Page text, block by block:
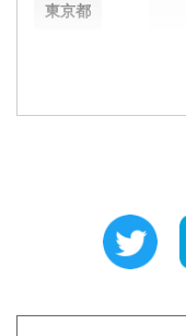
東京都